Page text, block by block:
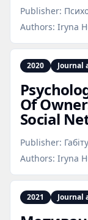
Publisher:
Authors: Iryna
2020 Journal
Of
Social
Publisher:
Authors: Iryna
2021 Journal